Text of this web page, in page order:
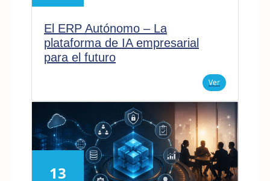
El ERP Autónomo – La
plataforma de IA empresarial
para el futuro
Ver
13